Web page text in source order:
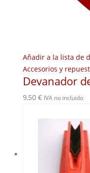
Añadir a la lista de
Accesorios y
Devanador
9,50 € IVA no incluido